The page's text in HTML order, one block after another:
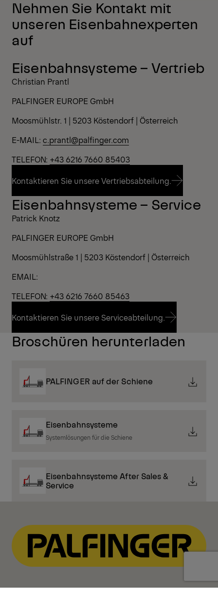
Nehmen Sie Kontakt mit
unseren Eisenbahnexperten
auf
Eisenbahnsysteme – Vertrieb
Christian Prantl
PALFINGER EUROPE GmbH
Moosmühlstr. 1 | 5203 Köstendorf | Österreich
E-MAIL: c.prantl@palfinger.com
TELEFON: +43 6216 7660 85403
Kontaktieren Sie unsere Vertriebsabteilung.
Kontaktieren Sie unsere Vertriebsabteilung.
Eisenbahnsysteme – Service
Patrick Knotz
PALFINGER EUROPE GmbH
Moosmühlstraße 1 | 5203 Köstendorf | Österreich
EMAIL:
TELEFON: +43 6216 7660 85463
Kontaktieren Sie unsere Serviceabteilung.
Kontaktieren Sie unsere Serviceabteilung.
Broschüren herunterladen
PALFINGER auf der Schiene
Eisenbahnsysteme
Systemlösungen für die Schiene
Eisenbahnsysteme After Sales &
Service